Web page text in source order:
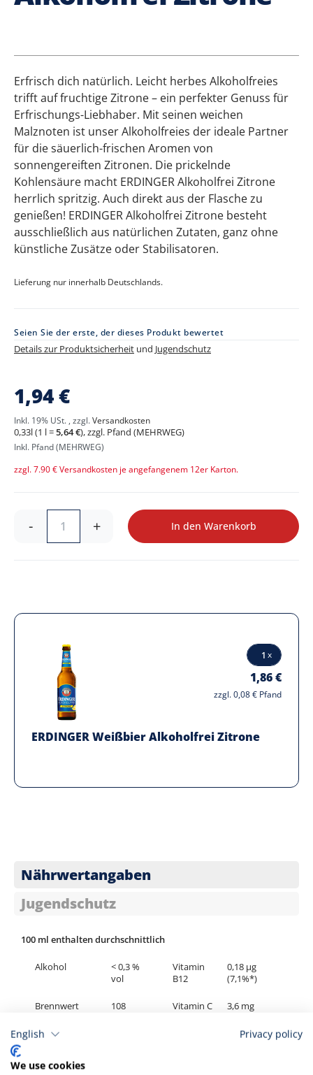
Erfrisch dich natürlich. Leicht herbes Alkoholfreies
trifft auf fruchtige Zitrone – ein perfekter Genuss für
Erfrischungs-Liebhaber. Mit seinen weichen
Malznoten ist unser Alkoholfreies der ideale Partner
für die säuerlich-frischen Aromen von
sonnengereiften Zitronen. Die prickelnde
Kohlensäure macht ERDINGER Alkoholfrei Zitrone
herrlich spritzig. Auch direkt aus der Flasche zu
genießen! ERDINGER Alkoholfrei Zitrone besteht
ausschließlich aus natürlichen Zutaten, ganz ohne
künstliche Zusätze oder Stabilisatoren.
Lieferung nur innerhalb Deutschlands.
Seien Sie der erste, der dieses Produkt bewertet
Details zur Produktsicherheit und Jugendschutz
ERDINGER Weißbier Alkoholfrei Zitrone
1,86 €
zzgl. 0,08 € Pfand
ERDINGER
Weißbier
Zitrone
- + In den Warenkorb
1,94 €
Inkl. 19% USt. , zzgl.Versandkosten
0,33l (1 l =5,64 €), zzgl. Pfand (MEHRWEG)
Inkl. Pfand (MEHRWEG)
zzgl. 7.90 € Versandkosten je angefangenem 12er Karton.
Nährwertangaben
Jugendschutz
100 ml enthalten durchschnittlich
Alkohol
< 0,3 %
vol
Brennwert
108
Vitamin
B12
0,18 µg
(7,1%*)
Vitamin C
3,6 mg
English Privacy policy
We use cookies